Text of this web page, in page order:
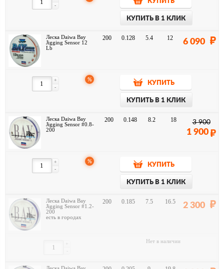
-
КУПИТЬ
КУПИТЬ В 1 КЛИК
Леска Daiwa Bay
Jigging Sensor 12
Lb
200 0.128 5.4 12 6 090
-
+ %
КУПИТЬ
КУПИТЬ В 1 КЛИК
Леска Daiwa Bay
Jigging Sensor #0.8-
200
200 0.148 8.2 18 3 900
1 900
-
+ %
КУПИТЬ
КУПИТЬ В 1 КЛИК
Леска Daiwa Bay
Jigging Sensor #1.2-
200
есть в городах
200 0.185 7.5 16.5 2 300
-
+ Нет в наличии